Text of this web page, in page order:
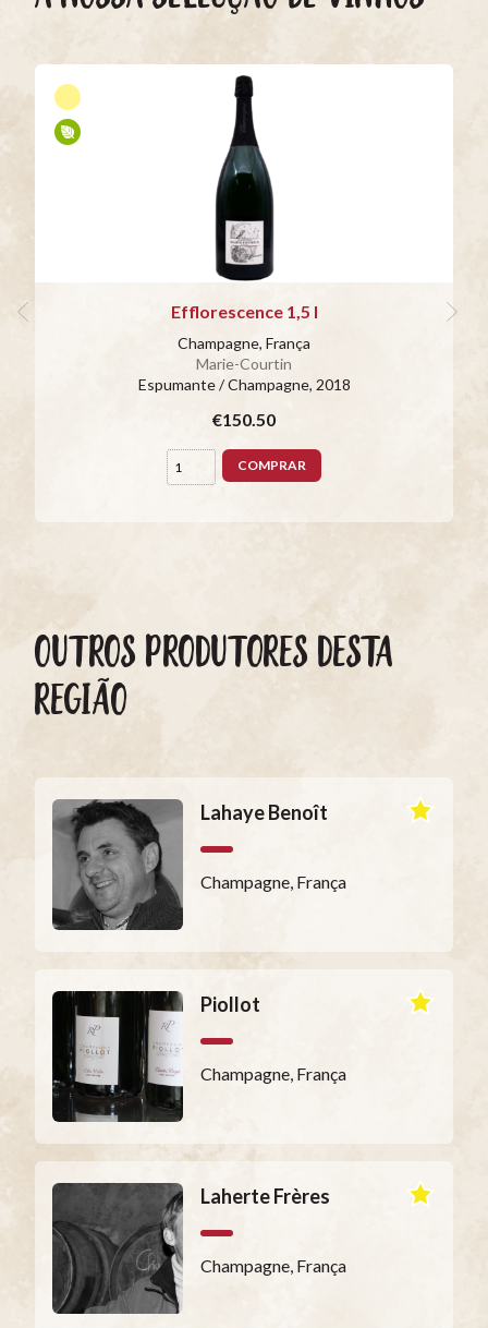
Efflorescence 1,5 l
Champagne, França
Marie-Courtin
Espumante / Champagne, 2018
€150.50
COMPRAR
OUTROS PRODUTORES DESTA
REGIÃO
Lahaye Benoît
Champagne, França
Piollot
Champagne, França
Laherte Frères
Champagne, França